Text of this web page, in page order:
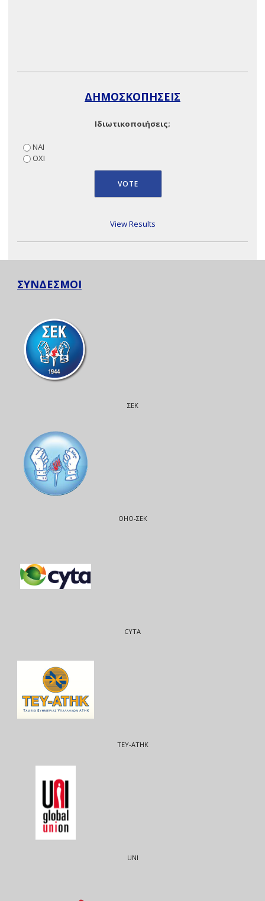
ΔΗΜΟΣΚΟΠΗΣΕΙΣ
Ιδιωτικοποιήσεις;
ΝΑΙ
ΟΧΙ
View Results
ΣΥΝΔΕΣΜΟΙ
ΣΕΚ
ΟΗΟ-ΣΕΚ
CYTA
ΤΕΥ-ΑΤΗΚ
UNI